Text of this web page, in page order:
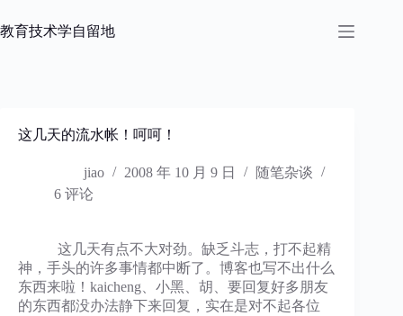
过
教育技术学自留地
这几天的流水帐！呵呵！
jiao 2008 年 10 月 9 日
随笔杂谈
6 评论
这几天有点不大对劲。缺乏斗志，打不起精
神，手头的许多事情都中断了。博客也写不出什么
东西来啦！kaicheng、小黑、胡、要回复好多朋友
的东西都没办法静下来回复，实在是对不起各位